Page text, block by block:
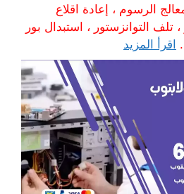
الرسوم ، إعادة اقلاع
التوانزستور ، استبدال بور
اقرأ المزيد